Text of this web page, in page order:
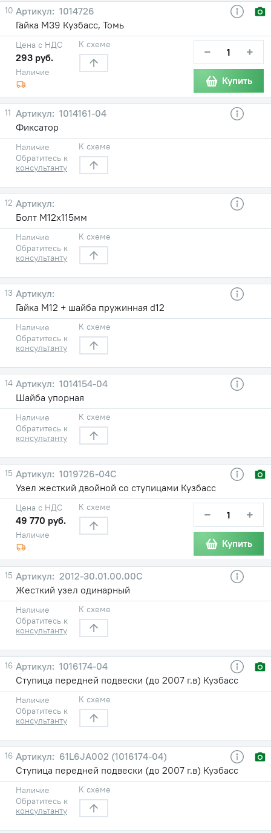
10
1014726
Гайка М39 Кузбасс, Томь
Наличие
Цена с НДС
293 руб.
К схеме − +
Купить
11
1014161-04
Фиксатор
Наличие
Обратитесь к
консультанту
К схеме
12
Болт М12х115мм
Наличие
Обратитесь к
консультанту
К схеме
13
Гайка М12 + шайба пружинная d12
Наличие
Обратитесь к
консультанту
К схеме
14
1014154-04
Шайба упорная
Наличие
Обратитесь к
консультанту
К схеме
15
1019726-04С
Узел жесткий двойной со ступицами Кузбасс
Наличие
Цена с НДС
49 770 руб.
К схеме − +
Купить
15
2012-30.01.00.00С
Жесткий узел одинарный
Наличие
Обратитесь к
консультанту
К схеме
16
1016174-04
Ступица передней подвески (до 2007 г.в) Кузбасс
Наличие
Обратитесь к
консультанту
К схеме
16
61L6JA002 (1016174-04)
Ступица передней подвески (до 2007 г.в) Кузбасс
Наличие
Обратитесь к
консультанту
К схеме